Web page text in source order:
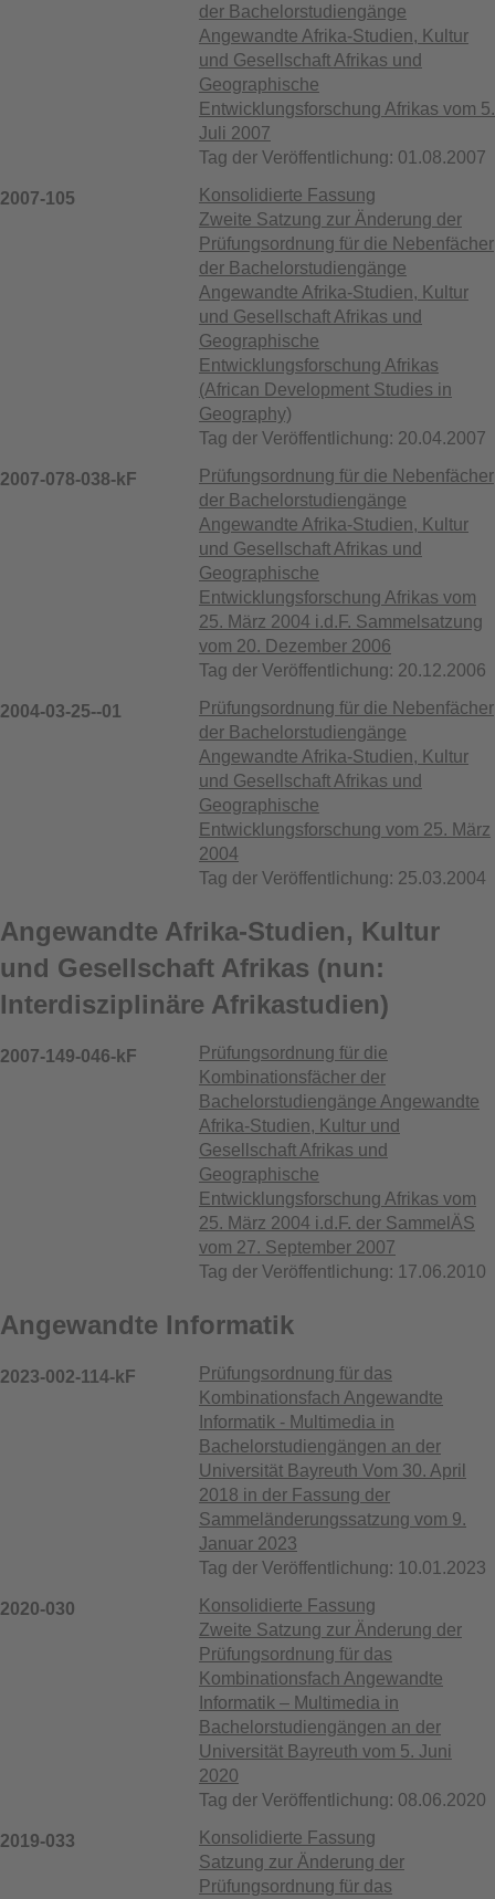
der Bachelorstudiengänge
Angewandte Afrika-Studien, Kultur
und Gesellschaft Afrikas und
Geographische
Entwicklungsforschung Afrikas vom 5.
Juli 2007
Tag der Veröffentlichung: 01.08.2007
2007-105
Konsolidierte Fassung
Zweite Satzung zur Änderung der
Prüfungsordnung für die Nebenfächer
der Bachelorstudiengänge
Angewandte Afrika-Studien, Kultur
und Gesellschaft Afrikas und
Geographische
Entwicklungsforschung Afrikas
(African Development Studies in
Geography)
Tag der Veröffentlichung: 20.04.2007
2007-078-038-kF
Prüfungsordnung für die Nebenfächer
der Bachelorstudiengänge
Angewandte Afrika-Studien, Kultur
und Gesellschaft Afrikas und
Geographische
Entwicklungsforschung Afrikas vom
25. März 2004 i.d.F. Sammelsatzung
vom 20. Dezember 2006
Tag der Veröffentlichung: 20.12.2006
2004-03-25--01
Prüfungsordnung für die Nebenfächer
der Bachelorstudiengänge
Angewandte Afrika-Studien, Kultur
und Gesellschaft Afrikas und
Geographische
Entwicklungsforschung vom 25. März
2004
Tag der Veröffentlichung: 25.03.2004
Angewandte Afrika-Studien, Kultur
und Gesellschaft Afrikas (nun:
Interdisziplinäre Afrikastudien)
2007-149-046-kF
Prüfungsordnung für die
Kombinationsfächer der
Bachelorstudiengänge Angewandte
Afrika-Studien, Kultur und
Gesellschaft Afrikas und
Geographische
Entwicklungsforschung Afrikas vom
25. März 2004 i.d.F. der SammelÄS
vom 27. September 2007
Tag der Veröffentlichung: 17.06.2010
Angewandte Informatik
2023-002-114-kF
Prüfungsordnung für das
Kombinationsfach Angewandte
Informatik - Multimedia in
Bachelorstudiengängen an der
Universität Bayreuth Vom 30. April
2018 in der Fassung der
Sammeländerungssatzung vom 9.
Januar 2023
Tag der Veröffentlichung: 10.01.2023
2020-030
Konsolidierte Fassung
Zweite Satzung zur Änderung der
Prüfungsordnung für das
Kombinationsfach Angewandte
Informatik – Multimedia in
Bachelorstudiengängen an der
Universität Bayreuth vom 5. Juni
2020
Tag der Veröffentlichung: 08.06.2020
2019-033
Konsolidierte Fassung
Satzung zur Änderung der
Prüfungsordnung für das